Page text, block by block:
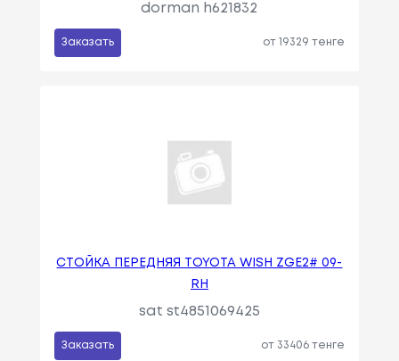
dorman h621832
Заказать от 19329 тенге
СТОЙКА ПЕРЕДНЯЯ TOYOTA WISH ZGE2# 09-
RH
sat st4851069425
Заказать от 33406 тенге